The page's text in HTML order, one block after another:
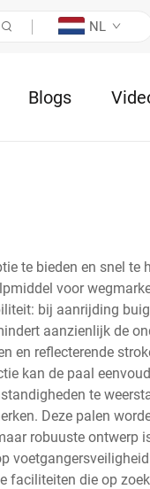
NL
Blogs
te bieden en snel te
voor
bij aanrijding
aanzienlijk de
en reflecterende
kan de paal
te
Deze palen
robuuste ontwerp
faciliteiten die op